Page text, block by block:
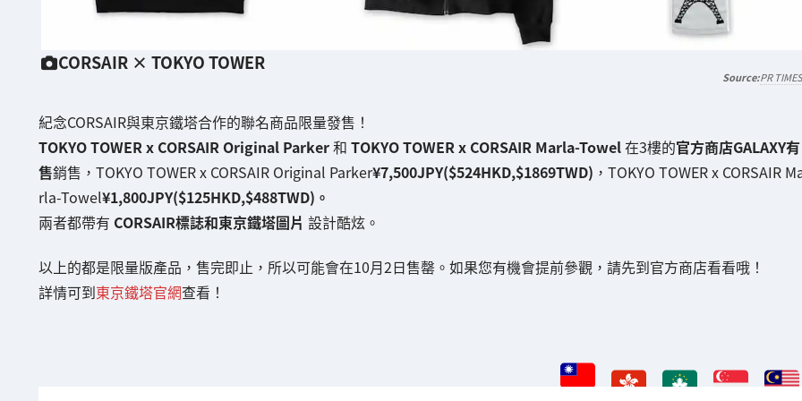
CORSAIR × TOKYO TOWER
PR TIMES
紀念CORSAIR與東京鐵塔合作的聯名商品限量發售！
TOKYO TOWER x CORSAIR Original Parker和 TOKYO TOWER x CORSAIR Marla-Towel在3樓的官方商店GALAXY有
售銷售，TOKYO TOWER x CORSAIR Original Parker¥7,500JPY($524HKD,$1869TWD) ，TOKYO TOWER x CORSAIR
rla-Towel¥1,800JPY($125HKD,$488TWD)。
兩者都帶有 CORSAIR標誌和東京鐵塔圖片 設計酷炫。
以上的都是限量版產品，售完即止，所以可能會在10月2日售罄。如果您有機會提前參觀，請先到官方商店看看哦！
詳情可到東京鐵塔官網查看！